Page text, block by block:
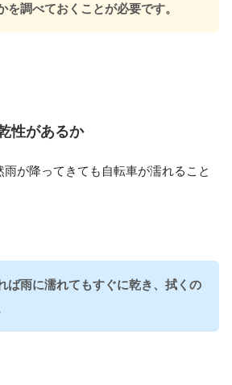
を調べておくことが必要です。
性があるか
雨が降ってきても自転車が濡れること
ば雨に濡れてもすぐに乾き、拭くの